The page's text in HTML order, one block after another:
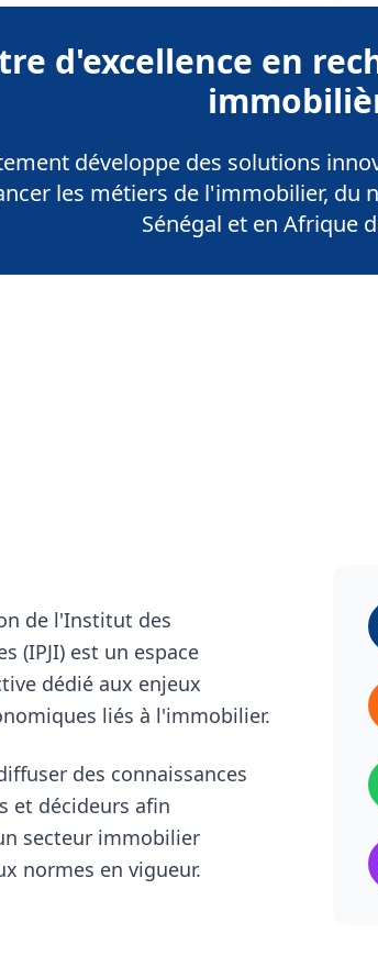
d'excellence en
développe des solutions
les métiers de l'immobilier, du
Sénégal et en Afrique
de l'Institut des
(IPJI) est un espace
dédié aux enjeux
liés à l'immobilier.
des connaissances
et décideurs afin
secteur immobilier
normes en vigueur.